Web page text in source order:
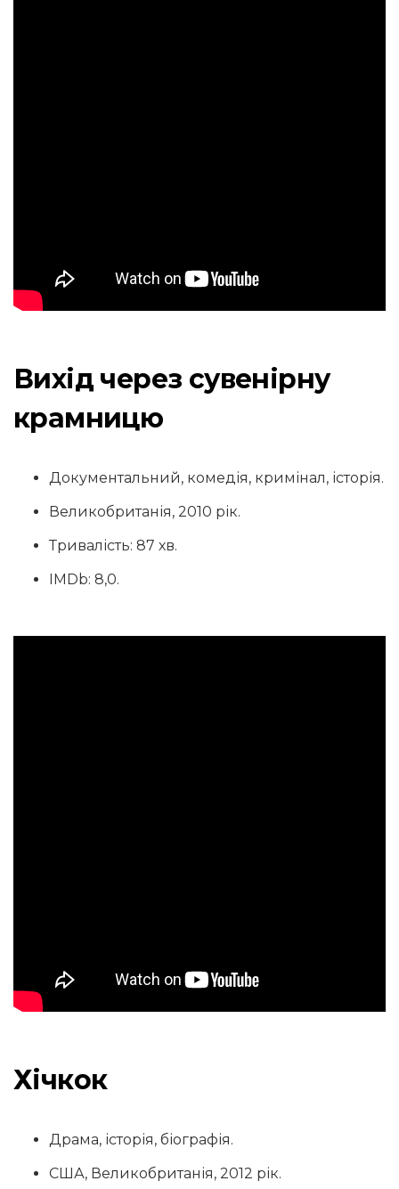
Вихід через сувенірну
крамницю
Документальний, комедія, кримінал, історія.
Великобританія, 2010 рік.
Тривалість: 87 хв.
IMDb: 8,0.
Хічкок
Драма, історія, біографія.
США, Великобританія, 2012 рік.